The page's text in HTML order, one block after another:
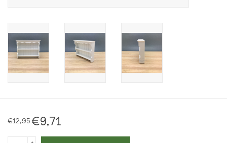
Maison de souris
miniature - The Mouse
€12,95 €9,71